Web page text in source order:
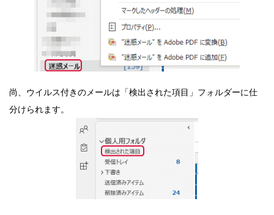
尚、ウイルス付きのメールは「検出された項目」フォルダーに仕
分けられます。